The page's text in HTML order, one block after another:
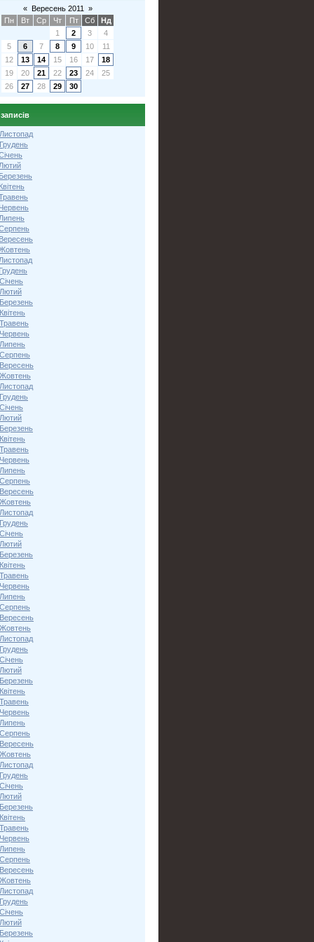
« Вересень 2011
»
Пн
Вт Ср Чт Пт Сб
Нд
1
2 3
4
5
6 7 8 9 10
11
12
13 14 15 16 17
18
19
20 21 22 23 24
25
26
27 28 29 30